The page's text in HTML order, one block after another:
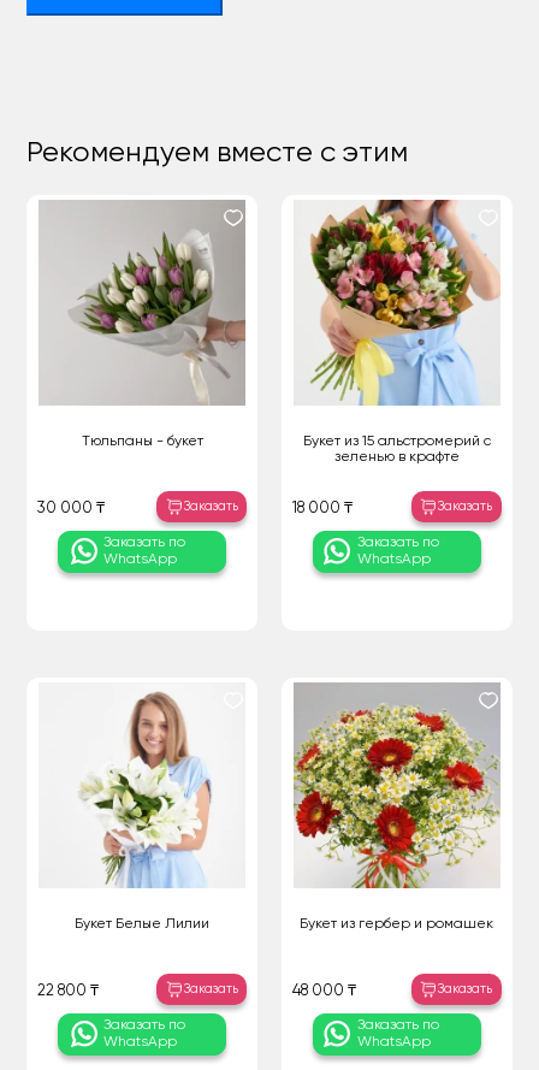
Рекомендуем вместе с этим
Тюльпаны - букет
30 000 ₸ Заказать
Заказать по
WhatsApp
Букет из 15 альстромерий с
зеленью в крафте
18 000 ₸ Заказать
Заказать по
WhatsApp
Букет Белые Лилии
22 800 ₸ Заказать
Заказать по
WhatsApp
Букет из гербер и ромашек
48 000 ₸ Заказать
Заказать по
WhatsApp